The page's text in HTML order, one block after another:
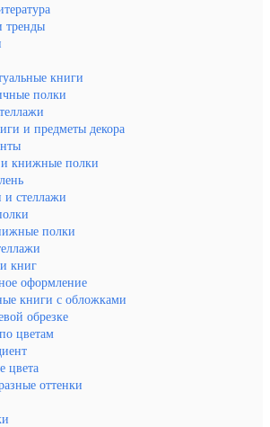
тренды
книги
полки
и предметы декора
книжные полки
стеллажи
полки
книг
оформление
книги с обложками
обрезке
цветам
цвета
оттенки